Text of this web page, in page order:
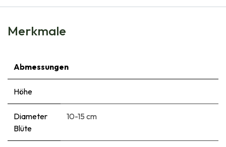
Merkmale
Abmessungen
Höhe
Diameter
Blüte
10-15 cm